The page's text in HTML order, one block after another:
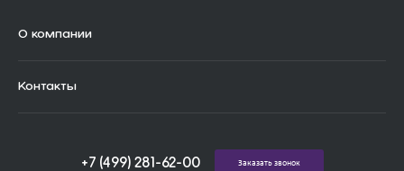
О компании
Контакты
+7 (499) 281-62-00 Заказать звонок